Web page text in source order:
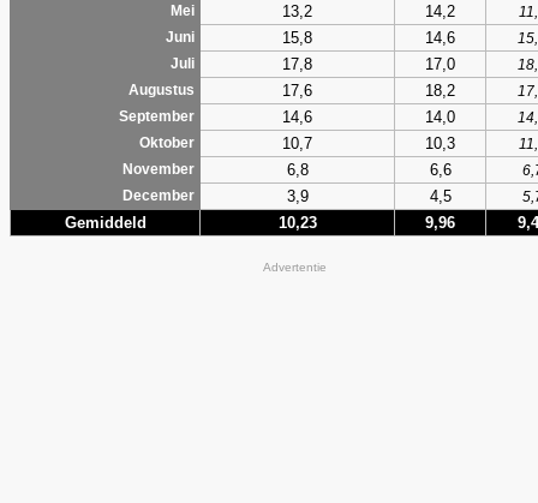
Mei
13,2 14,2
Juni
15,8 14,6
Juli
17,8 17,0
Augustus
17,6 18,2
September
14,6 14,0
Oktober
10,7 10,3
November
6,8 6,6
December
3,9 4,5
Gemiddeld 10,23 9,96
Advertentie